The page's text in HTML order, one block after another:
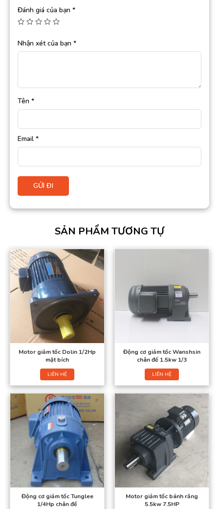
Đánh giá của bạn *
Nhận xét của bạn *
Tên *
Email *
SẢN PHẨM TƯƠNG TỰ
Motor giảm tốc Dolin 1/2Hp
mặt bích
LIÊN HỆ
Động cơ giảm tốc Wanshsin
chân đế 1.5kw 1/3
LIÊN HỆ
Động cơ giảm tốc Tunglee
1/4Hp chân đế
Motor giảm tốc bánh răng
5.5kw 7.5HP